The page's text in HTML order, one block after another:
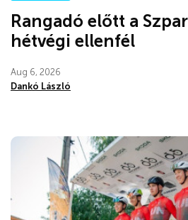
Rangadó előtt a
hétvégi ellenfél
Aug 6, 2026
Dankó László